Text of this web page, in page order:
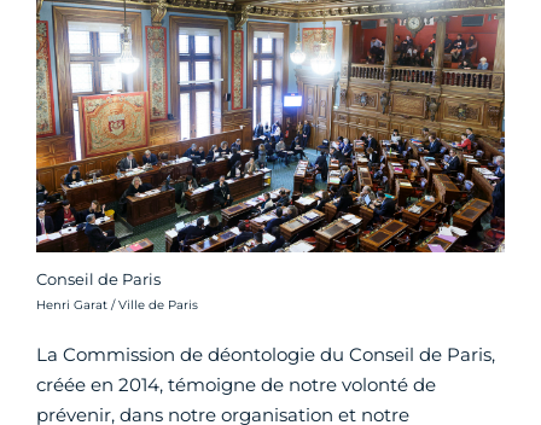
Conseil de Paris
Crédit photo :
Henri Garat / Ville de Paris
La Commission de déontologie du Conseil de Paris,
créée en 2014, témoigne de notre volonté de
prévenir, dans notre organisation et notre